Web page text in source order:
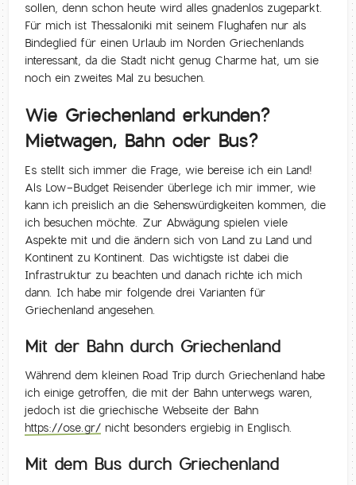
sollen, denn schon heute wird alles gnadenlos zugeparkt.
Für mich ist Thessaloniki mit seinem Flughafen nur als
Bindeglied für einen Urlaub im Norden Griechenlands
interessant, da die Stadt nicht genug Charme hat, um sie
noch ein zweites Mal zu besuchen.
Wie Griechenland erkunden?
Mietwagen, Bahn oder Bus?
Es stellt sich immer die Frage, wie bereise ich ein Land!
Als Low-Budget Reisender überlege ich mir immer, wie
kann ich preislich an die Sehenswürdigkeiten kommen, die
ich besuchen möchte. Zur Abwägung spielen viele
Aspekte mit und die ändern sich von Land zu Land und
Kontinent zu Kontinent. Das wichtigste ist dabei die
Infrastruktur zu beachten und danach richte ich mich
dann. Ich habe mir folgende drei Varianten für
Griechenland angesehen.
Mit der Bahn durch Griechenland
Während dem kleinen Road Trip durch Griechenland habe
ich einige getroffen, die mit der Bahn unterwegs waren,
jedoch ist die griechische Webseite der Bahn
https://ose.gr/ nicht besonders ergiebig in Englisch.
Mit dem Bus durch Griechenland